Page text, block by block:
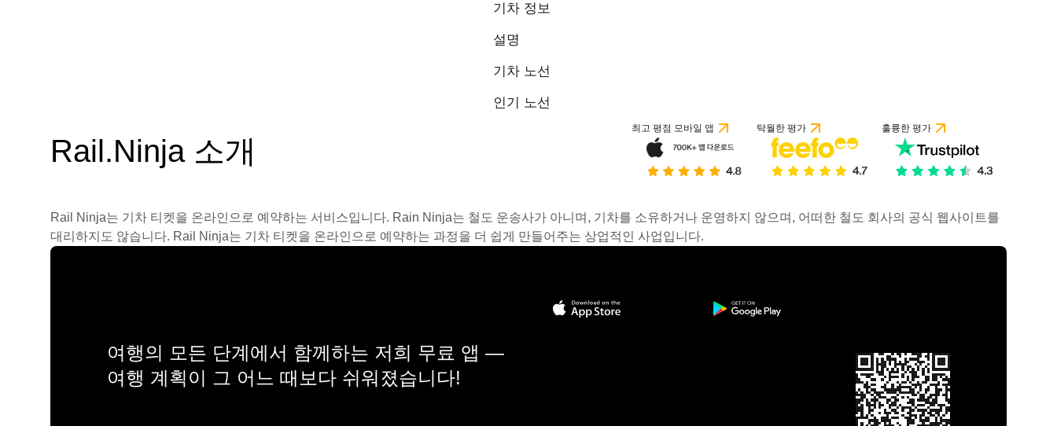
기차 정보
설명
기차 노선
인기 노선
Rail.Ninja 소개
최고 평점 모바일 앱 탁월한 평가 훌륭한 평가
Rail Ninja는 기차 티켓을 온라인으로 예약하는 서비스입니다. Rain Ninja는 철도 운송사가 아니며, 기차를 소유하거나 운영하지 않으며, 어떠한 철도 회사의 공식 웹사이트를
대리하지도 않습니다. Rail Ninja는 기차 티켓을 온라인으로 예약하는 과정을 더 쉽게 만들어주는 상업적인 사업입니다.
여행의 모든 단계에서 함께하는 저희 무료 앱 —
여행 계획이 그 어느 때보다 쉬워졌습니다!